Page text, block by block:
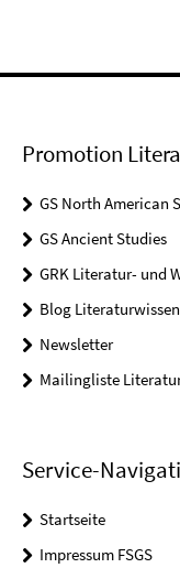
Promotion
GS North American
GS Ancient Studies
GRK Literatur- und
Blog
Newsletter
Mailingliste
Service-
Startseite
Impressum FSGS